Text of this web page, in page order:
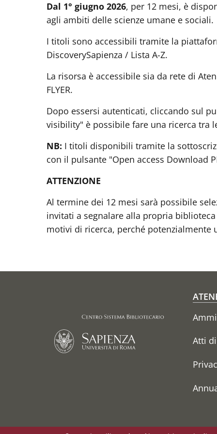
Dal 1° giugno 2026, per 12 mesi, è
agli ambiti delle scienze umane e sociali.
I titoli sono accessibili tramite la
DiscoverySapienza / Lista A-Z.
La risorsa è accessibile sia da rete di
FLYER.
Dopo essersi autenticati, cliccando sul
visibility" è possibile fare una ricerca tra
NB: I titoli disponibili tramite la
con il pulsante "Open access Download
ATTENZIONE
Al termine dei 12 mesi sarà possibile
invitati a segnalare alla propria
motivi di ricerca, perché
Atti